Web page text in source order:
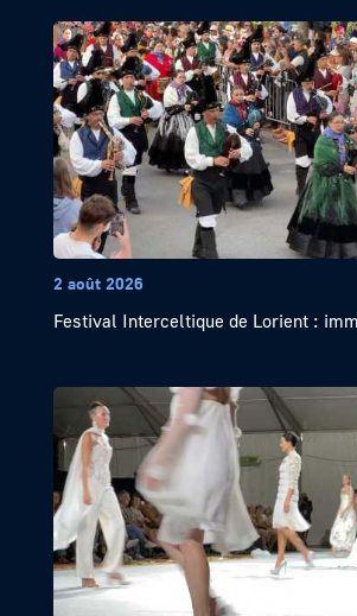
2 août 2026
Festival Interceltique de Lorient :